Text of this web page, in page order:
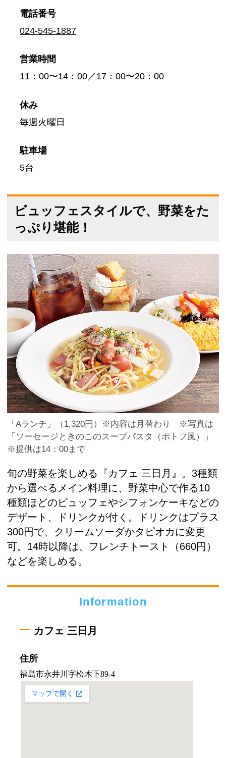
電話番号
024-545-1887
営業時間
11：00〜14：00／17：00〜20：00
休み
毎週火曜日
駐車場
5台
ビュッフェスタイルで、野菜をた
っぷり堪能！
「Aランチ」（1,320円）※内容は月替わり ※写真は
「ソーセージときのこのスープパスタ（ポトフ風）」
※提供は14：00まで
旬の野菜を楽しめる『カフェ 三日月』。3種類
から選べるメイン料理に、野菜中心で作る10
種類ほどのビュッフェやシフォンケーキなどの
デザート、ドリンクが付く。ドリンクはプラス
300円で、クリームソーダかタピオカに変更
可。14時以降は、フレンチトースト（660円）
などを楽しめる。
Information
カフェ 三日月
住所